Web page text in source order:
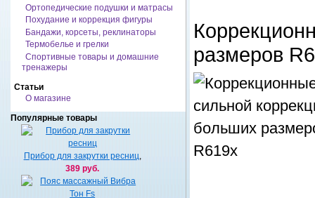
Ортопедические подушки и матрасы
Похудание и коррекция фигуры
Бандажи, корсеты, реклинаторы
Термобелье и грелки
Спортивные товары и домашние
тренажеры
Статьи
О магазине
Популярные товары
Прибор для закрутки ресниц
389 руб.
размеров